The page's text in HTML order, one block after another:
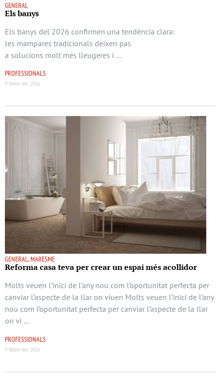
GENERAL
Els banys
Els banys del 2026 confirmen una tendència clara:
les mampares tradicionals deixen pas
a solucions molt més lleugeres i …
PROFESSIONALS
9 febrer del 2026
GENERAL, MARESME
Reforma casa teva per crear un espai més acollidor
Molts veuen l’inici de l’any nou com l’oportunitat perfecta per
canviar l’aspecte de la llar on viuen Molts veuen l’inici de l’any
nou com l’oportunitat perfecta per canviar l’aspecte de la llar
on vi …
PROFESSIONALS
9 febrer del 2026